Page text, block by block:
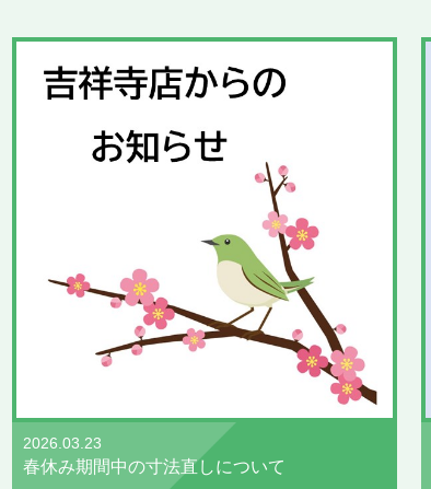
2026.03.23
春休み期間中の寸法直しについて